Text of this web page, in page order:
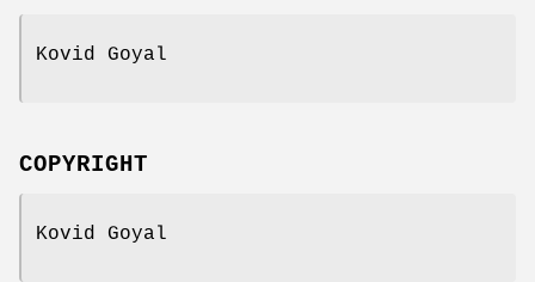
Kovid Goyal
COPYRIGHT
Kovid Goyal